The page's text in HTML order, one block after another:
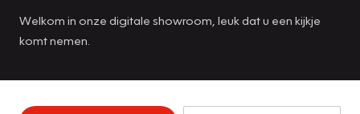
Welkom in onze digitale showroom, leuk dat u een kijkje
komt nemen.